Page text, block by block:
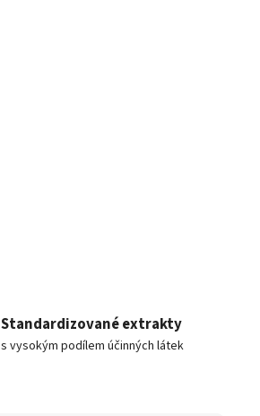
Standardizované extrakty
s vysokým podílem účinných látek